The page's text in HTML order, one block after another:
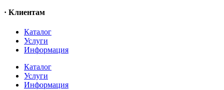
· Клиентам
Каталог
Услуги
Информация
Каталог
Услуги
Информация